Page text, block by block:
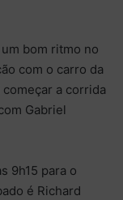
bom ritmo no
com o carro da
a corrida
Gabriel
9h15 para o
é Richard